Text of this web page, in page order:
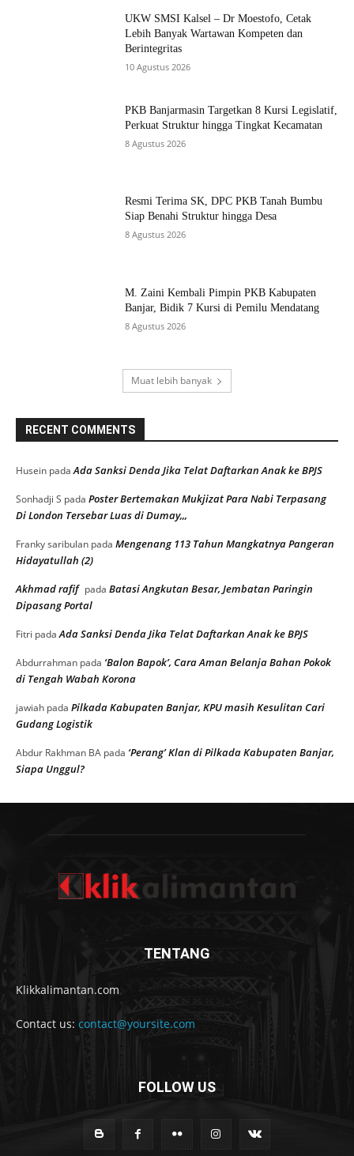
UKW SMSI Kalsel – Dr Moestofo, Cetak
Lebih Banyak Wartawan Kompeten dan
Berintegritas
10 Agustus 2026
PKB Banjarmasin Targetkan 8 Kursi Legislatif,
Perkuat Struktur hingga Tingkat Kecamatan
8 Agustus 2026
Resmi Terima SK, DPC PKB Tanah Bumbu
Siap Benahi Struktur hingga Desa
8 Agustus 2026
M. Zaini Kembali Pimpin PKB Kabupaten
Banjar, Bidik 7 Kursi di Pemilu Mendatang
8 Agustus 2026
Muat lebih banyak
RECENT COMMENTS
Husein padaAda Sanksi Denda Jika Telat Daftarkan Anak ke BPJS
Sonhadji S pada Poster Bertemakan Mukjizat Para Nabi Terpasang
Di London Tersebar Luas di Dumay,,,
Franky saribulan pada Mengenang 113 Tahun Mangkatnya Pangeran
Hidayatullah (2)
Akhmad rafif pada Batasi Angkutan Besar, Jembatan Paringin
Dipasang Portal
Fitri padaAda Sanksi Denda Jika Telat Daftarkan Anak ke BPJS
Abdurrahman pada ‘Balon Bapok’, Cara Aman Belanja Bahan Pokok
di Tengah Wabah Korona
jawiah pada Pilkada Kabupaten Banjar, KPU masih Kesulitan Cari
Gudang Logistik
Abdur Rakhman BA pada ‘Perang’ Klan di Pilkada Kabupaten Banjar,
Siapa Unggul?
TENTANG
Klikkalimantan.com
Contact us: contact@yoursite.com
FOLLOW US